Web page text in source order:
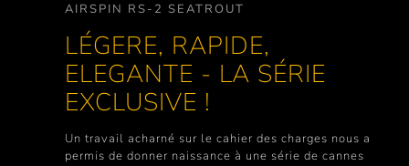
AIRSPIN RS-2 SEATROUT
LÉGERE, RAPIDE,
ELEGANTE - LA SÉRIE
EXCLUSIVE !
Un travail acharné sur le cahier des charges nous a
permis de donner naissance à une série de cannes